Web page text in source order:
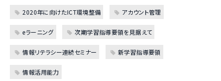
2020年に向けたICT環境整備 アカウント管理
eラーニング 次期学習指導要領を見据えて
情報リテラシー連続セミナー 新学習指導要領
情報活用能力